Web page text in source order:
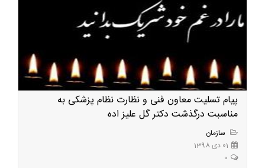
پیام تسلیت معاون فنی و نظارت نظام پزشکی به
مناسبت درگذشت دکتر گل علیز اده
سازمان
01 دی 1398
0